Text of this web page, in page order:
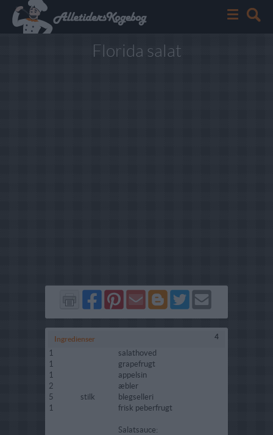
Florida salat
Del
på
Facebook
Del
på
Pinterest
Send
via
GMail
Del
på
Blogger
Del
på
Twitter
Send
Ingredienser 4
1
salathoved
1
grapefrugt
1
appelsin
2
æbler
5
stilk
blegselleri
1
frisk peberfrugt
Salatsauce: